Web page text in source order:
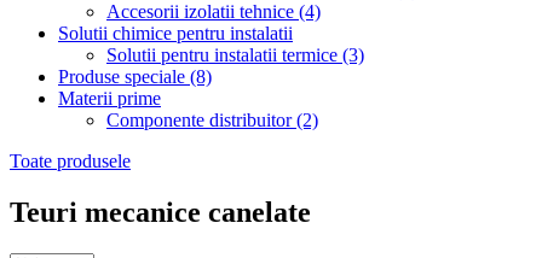
Accesorii izolatii tehnice (4)
Solutii chimice pentru instalatii
Solutii pentru instalatii termice (3)
Produse speciale (8)
Materii prime
Componente distribuitor(2)
Toate produsele
Teuri mecanice canelate